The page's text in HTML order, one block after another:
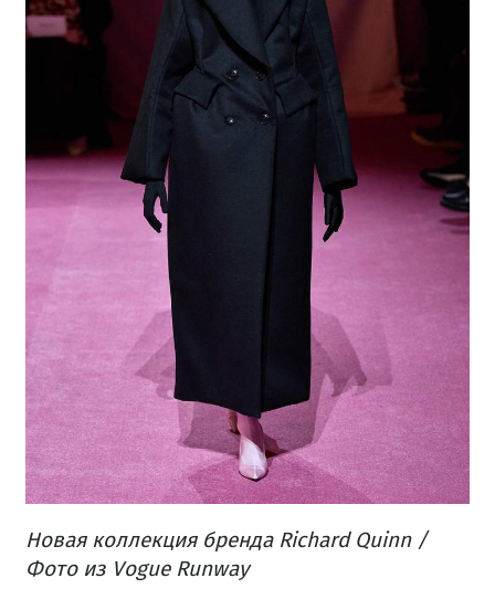
Новая коллекция бренда Richard Quinn /
Фото из Vogue Runway